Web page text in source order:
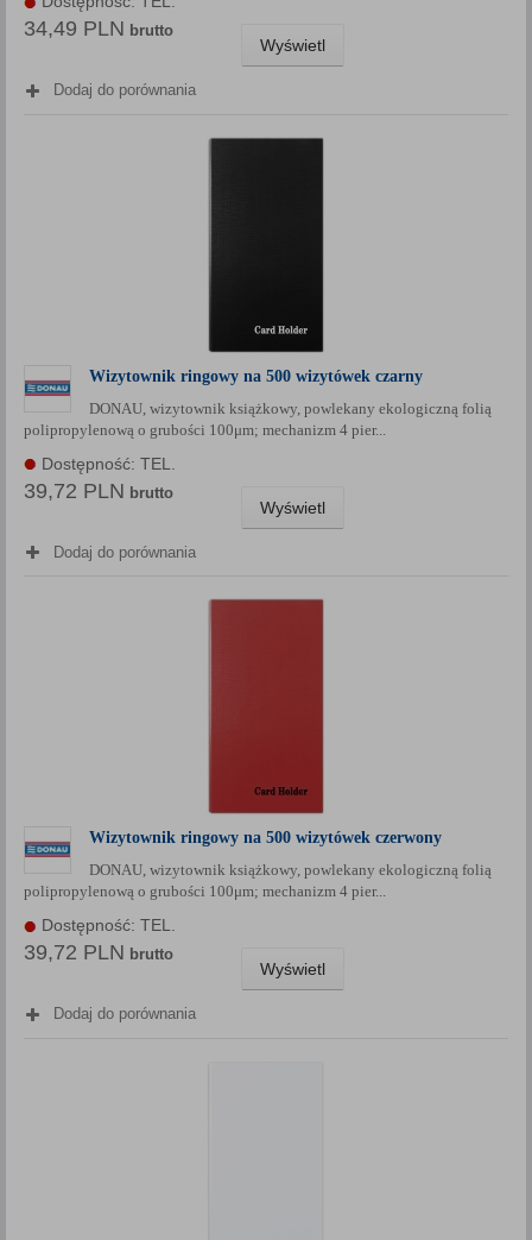
34,49 PLN brutto
Wyświetl
Dodaj do porównania
Wizytownik ringowy na 500 wizytówek czarny
DONAU, wizytownik książkowy, powlekany ekologiczną folią
polipropylenową o grubości 100μm; mechanizm 4 pier...
Dostępność: TEL.
39,72 PLN brutto
Wyświetl
Dodaj do porównania
Wizytownik ringowy na 500 wizytówek czerwony
DONAU, wizytownik książkowy, powlekany ekologiczną folią
polipropylenową o grubości 100μm; mechanizm 4 pier...
Dostępność: TEL.
39,72 PLN brutto
Wyświetl
Dodaj do porównania
Klauzula Informacyjna (rozwiń)
Lista Zaufanych Partnerów (rozwiń)